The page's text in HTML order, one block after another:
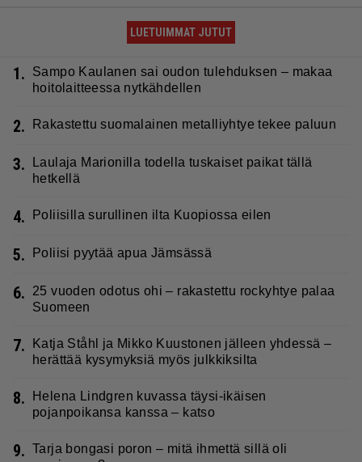
LUETUIMMAT JUTUT
1.
Sampo Kaulanen sai oudon tulehduksen – makaa
hoitolaitteessa nytkähdellen
2. Rakastettu suomalainen metalliyhtye tekee paluun
3.
Laulaja Marionilla todella tuskaiset paikat tällä
hetkellä
4. Poliisilla surullinen ilta Kuopiossa eilen
5. Poliisi pyytää apua Jämsässä
6.
25 vuoden odotus ohi – rakastettu rockyhtye palaa
Suomeen
7.
Katja Ståhl ja Mikko Kuustonen jälleen yhdessä –
herättää kysymyksiä myös julkkiksilta
8.
Helena Lindgren kuvassa täysi-ikäisen
pojanpoikansa kanssa – katso
9. Tarja bongasi poron – mitä ihmettä sillä oli